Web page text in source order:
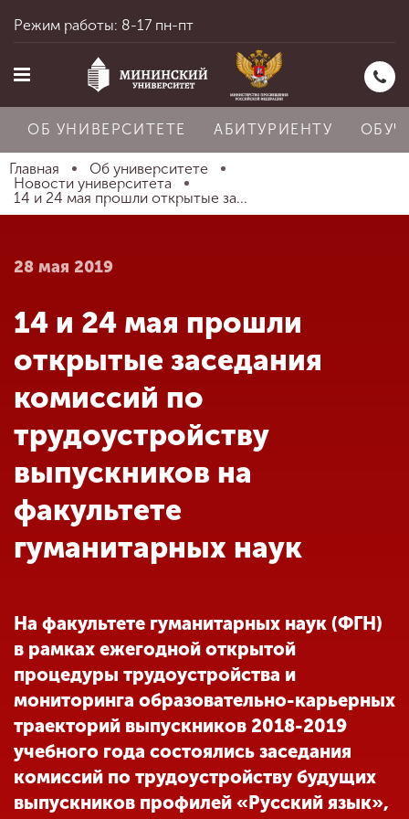
Главная
Абитуриенту
Обучение
Наука
Международная
деятельность
Другие виды
деятельности
Студенческая жизнь
Сведения об
образовательной
организации
Режим работы: 8-17 пн-пт
ОБ УНИВЕРСИТЕТЕ АБИТУРИЕНТУ
Главная
Об университете
Новости университета
14 и 24 мая прошли открытые за...
28 мая 2019
14 и 24 мая прошли
открытые заседания
комиссий по
трудоустройству
выпускников на
факультете
гуманитарных наук
На факультете гуманитарных наук (ФГН)
в рамках ежегодной открытой
процедуры трудоустройства и
мониторинга образовательно-карьерных
траекторий выпускников 2018-2019
учебного года состоялись заседания
комиссий по трудоустройству будущих
выпускников профилей «Русский язык»,